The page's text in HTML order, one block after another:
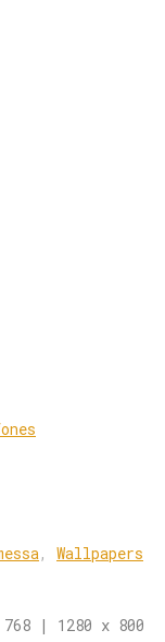
, Wallpapers
| 1280 x 800